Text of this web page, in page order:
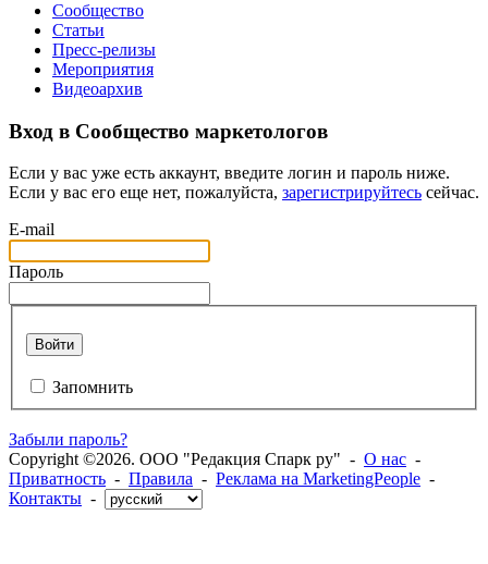
Сообщество
Статьи
Пресс-релизы
Мероприятия
Видеоархив
Вход в Сообщество маркетологов
Если у вас уже есть аккаунт, введите логин и пароль ниже.
Если у вас его еще нет, пожалуйста, зарегистрируйтесь сейчас.
E-mail
Пароль
Войти
Запомнить
Забыли пароль?
Copyright ©2026. ООО "Редакция Спарк ру" - О нас -
Приватность - Правила - Реклама на MarketingPeople -
Контакты -